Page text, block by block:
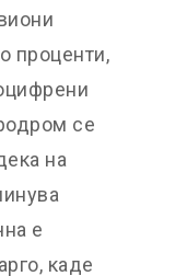
проценти,
се
на
е
каде